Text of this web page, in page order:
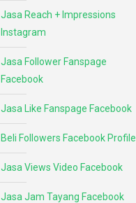
Jasa Reach + Impressions
Instagram
Jasa Follower Fanspage
Facebook
Jasa Like Fanspage Facebook
Beli Followers Facebook Profile
Jasa Views Video Facebook
Jasa Jam Tayang Facebook